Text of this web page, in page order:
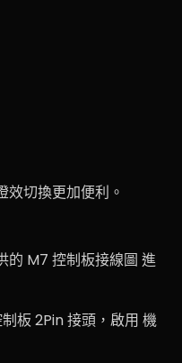
效切換更加便利。
的 M7 控制板接線圖 進
板 2Pin 接頭，啟用 機